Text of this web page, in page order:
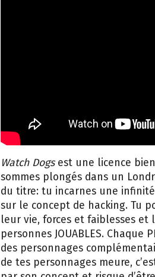
Watch Dogsest une licence bien
sommes plongés dans un
du titre: tu incarnes une
sur le concept de hacking. Tu
leur vie, forces et faiblesses et
personnes JOUABLES.
des personnages
de tes personnages meure,